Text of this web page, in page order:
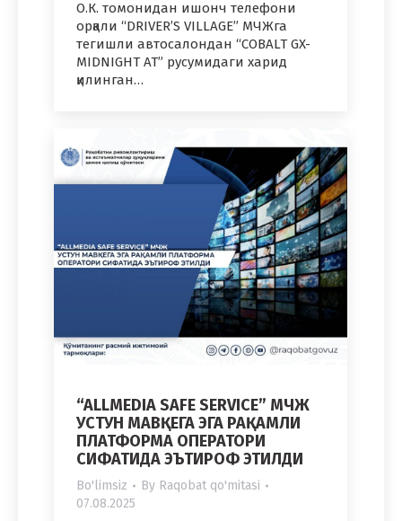
О.К. томонидан ишонч телефони
орқали “DRIVER’S VILLAGE” МЧЖга
тегишли автосалондан “COBALT GX-
MIDNIGHT AT” русумидаги харид
қилинган…
“ALLMEDIA SAFE SERVICE” МЧЖ
УСТУН МАВҚЕГА ЭГА РАҚАМЛИ
ПЛАТФОРМА ОПЕРАТОРИ
СИФАТИДА ЭЪТИРОФ ЭТИЛДИ
Bo'limsiz By Raqobat qo'mitasi
07.08.2025